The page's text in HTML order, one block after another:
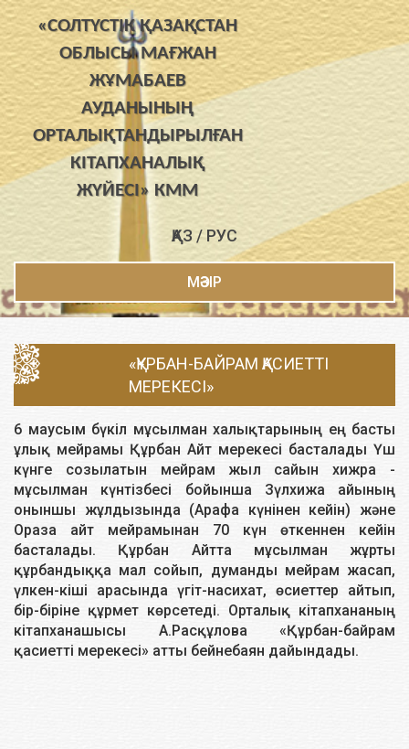
«СОЛТҮСТІК ҚАЗАҚСТАН
ОБЛЫСЫ МАҒЖАН
ЖҰМАБАЕВ
АУДАНЫНЫҢ
ОРТАЛЫҚТАНДЫРЫЛҒАН
КІТАПХАНАЛЫҚ
ЖҮЙЕСІ» КММ
ҚАЗ / РУС
МӘЗІР
«ҚҰРБАН-БАЙРАМ ҚАСИЕТТІ
МЕРЕКЕСІ»
6 маусым бүкіл мұсылман халықтарының ең басты
ұлық мейрамы Құрбан Айт мерекесі басталады Үш
күнге созылатын мейрам жыл сайын хижра -
мұсылман күнтізбесі бойынша Зүлхижа айының
оныншы жұлдызында (Арафа күнінен кейін) және
Ораза айт мейрамынан 70 күн өткеннен кейін
басталады. Құрбан Айтта мұсылман жұрты
құрбандыққа мал сойып, думанды мейрам жасап,
үлкен-кіші арасында үгiт-насихат, өсиеттер айтып,
бір-біріне құрмет көрсетеді. Орталық кітапхананың
кітапханашысы А.Расқұлова «Құрбан-байрам
қасиетті мерекесі» атты бейнебаян дайындады.